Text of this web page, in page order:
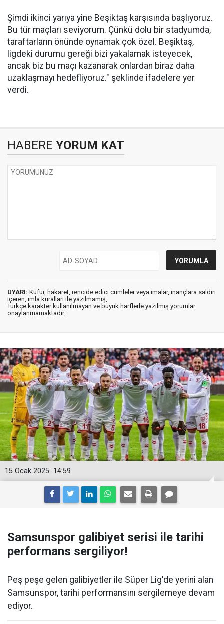
Şimdi ikinci yarıya yine Beşiktaş karşısında başlıyoruz.
Bu tür maçları seviyorum. Çünkü dolu bir stadyumda,
taraftarların önünde oynamak çok özel. Beşiktaş,
ligdeki durumu gereği bizi yakalamak isteyecek,
ancak biz bu maçı kazanarak onlardan biraz daha
uzaklaşmayı hedefliyoruz." şeklinde ifadelere yer
verdi.
HABERE YORUM KAT
UYARI: Küfür, hakaret, rencide edici cümleler veya imalar, inançlara saldırı
içeren, imla kuralları ile yazılmamış,
Türkçe karakter kullanılmayan ve büyük harflerle yazılmış yorumlar
onaylanmamaktadır.
14:59
15 Ocak 2025
Samsunspor galibiyet serisi ile tarihi
performans sergiliyor!
Peş peşe gelen galibiyetler ile Süper Lig'de yerini alan
Samsunspor, tarihi performansını sergilemeye devam
ediyor.